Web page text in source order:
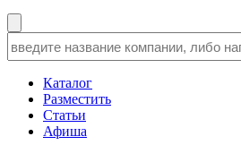
Каталог
Разместить
Статьи
Афиша